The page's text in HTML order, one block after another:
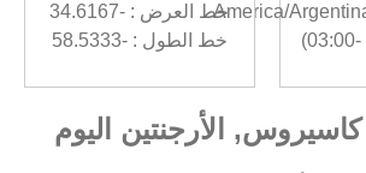
America/خط العرض : -34.6167
خط الطول : -58.5333
كاسيروس, الأرجنتين اليوم